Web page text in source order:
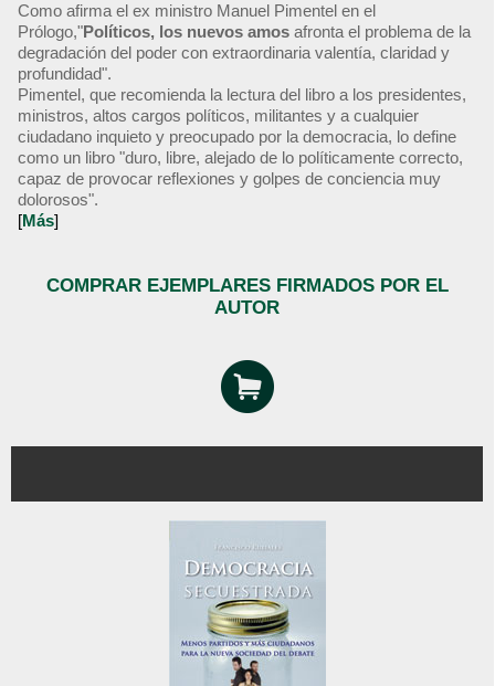
Como afirma el ex ministro Manuel Pimentel en el
Prólogo,"Políticos, los nuevos amos afronta el problema de la
degradación del poder con extraordinaria valentía, claridad y
profundidad".
Pimentel, que recomienda la lectura del libro a los presidentes,
ministros, altos cargos políticos, militantes y a cualquier
ciudadano inquieto y preocupado por la democracia, lo define
como un libro "duro, libre, alejado de lo políticamente correcto,
capaz de provocar reflexiones y golpes de conciencia muy
dolorosos".
[Más]
COMPRAR EJEMPLARES FIRMADOS POR EL
AUTOR